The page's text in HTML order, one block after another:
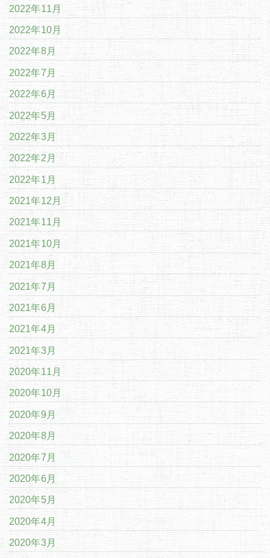
2022年11月
2022年10月
2022年8月
2022年7月
2022年6月
2022年5月
2022年3月
2022年2月
2022年1月
2021年12月
2021年11月
2021年10月
2021年8月
2021年7月
2021年6月
2021年4月
2021年3月
2020年11月
2020年10月
2020年9月
2020年8月
2020年7月
2020年6月
2020年5月
2020年4月
2020年3月